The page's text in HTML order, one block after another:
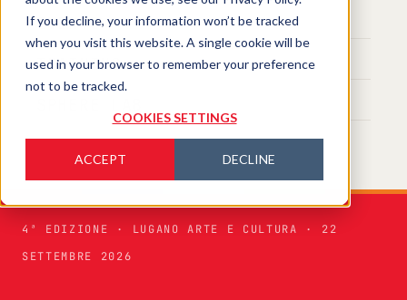
If you decline, your information won’t be tracked
when you visit this website. A single cookie will be
used in your browser to remember your preference
not to be tracked.
COOKIES SETTINGS
ACCEPT DECLINE
EVENTS
TRAINING
4ª EDIZIONE · LUGANO ARTE E CULTURA · 22
SETTEMBRE 2026